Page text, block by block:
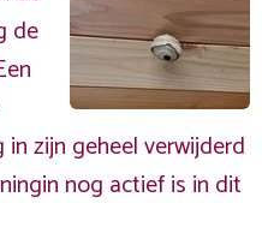
de
zijn geheel verwijderd
nog actief is in dit